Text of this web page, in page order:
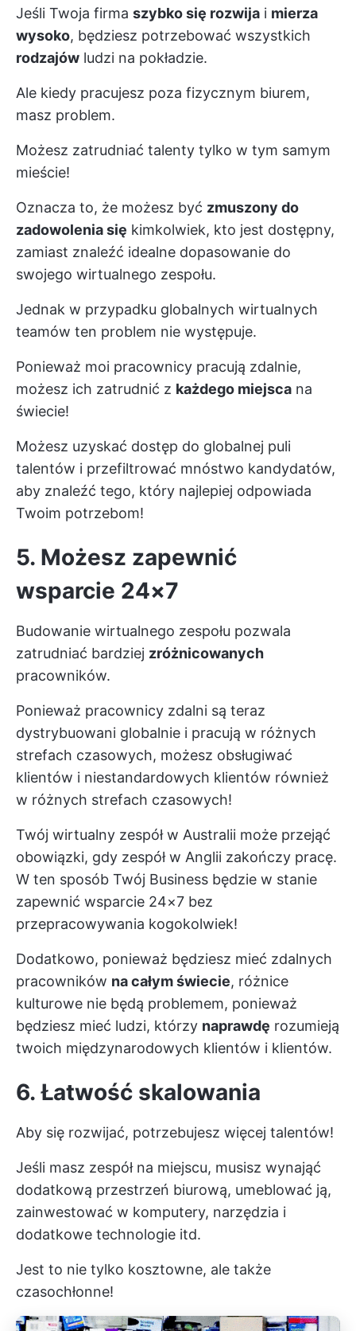
Jeśli Twoja firma szybko się rozwija i mierza
wysoko, będziesz potrzebować wszystkich
rodzajów ludzi na pokładzie.
Ale kiedy pracujesz poza fizycznym biurem,
masz problem.
Możesz zatrudniać talenty tylko w tym samym
mieście!
Oznacza to, że możesz być zmuszony do
zadowolenia się kimkolwiek, kto jest dostępny,
zamiast znaleźć idealne dopasowanie do
swojego wirtualnego zespołu.
Jednak w przypadku globalnych wirtualnych
teamów ten problem nie występuje.
Ponieważ moi pracownicy pracują zdalnie,
możesz ich zatrudnić z każdego miejsca na
świecie!
Możesz uzyskać dostęp do globalnej puli
talentów i przefiltrować mnóstwo kandydatów,
aby znaleźć tego, który najlepiej odpowiada
Twoim potrzebom!
5. Możesz zapewnić
wsparcie 24×7
Budowanie wirtualnego zespołu pozwala
zatrudniać bardziej zróżnicowanych
pracowników.
Ponieważ pracownicy zdalni są teraz
dystrybuowani globalnie i pracują w różnych
strefach czasowych, możesz obsługiwać
klientów i niestandardowych klientów również
w różnych strefach czasowych!
Twój wirtualny zespół w Australii może przejąć
obowiązki, gdy zespół w Anglii zakończy pracę.
W ten sposób Twój Business będzie w stanie
zapewnić wsparcie 24×7 bez
przepracowywania kogokolwiek!
Dodatkowo, ponieważ będziesz mieć zdalnych
pracowników na całym świecie, różnice
kulturowe nie będą problemem, ponieważ
będziesz mieć ludzi, którzy naprawdę rozumieją
twoich międzynarodowych klientów i klientów.
6. Łatwość skalowania
Aby się rozwijać, potrzebujesz więcej talentów!
Jeśli masz zespół na miejscu, musisz wynająć
dodatkową przestrzeń biurową, umeblować ją,
zainwestować w komputery, narzędzia i
dodatkowe technologie itd.
Jest to nie tylko kosztowne, ale także
czasochłonne!